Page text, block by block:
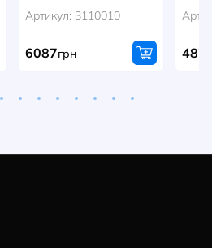
Артикул: 3110010
6087грн